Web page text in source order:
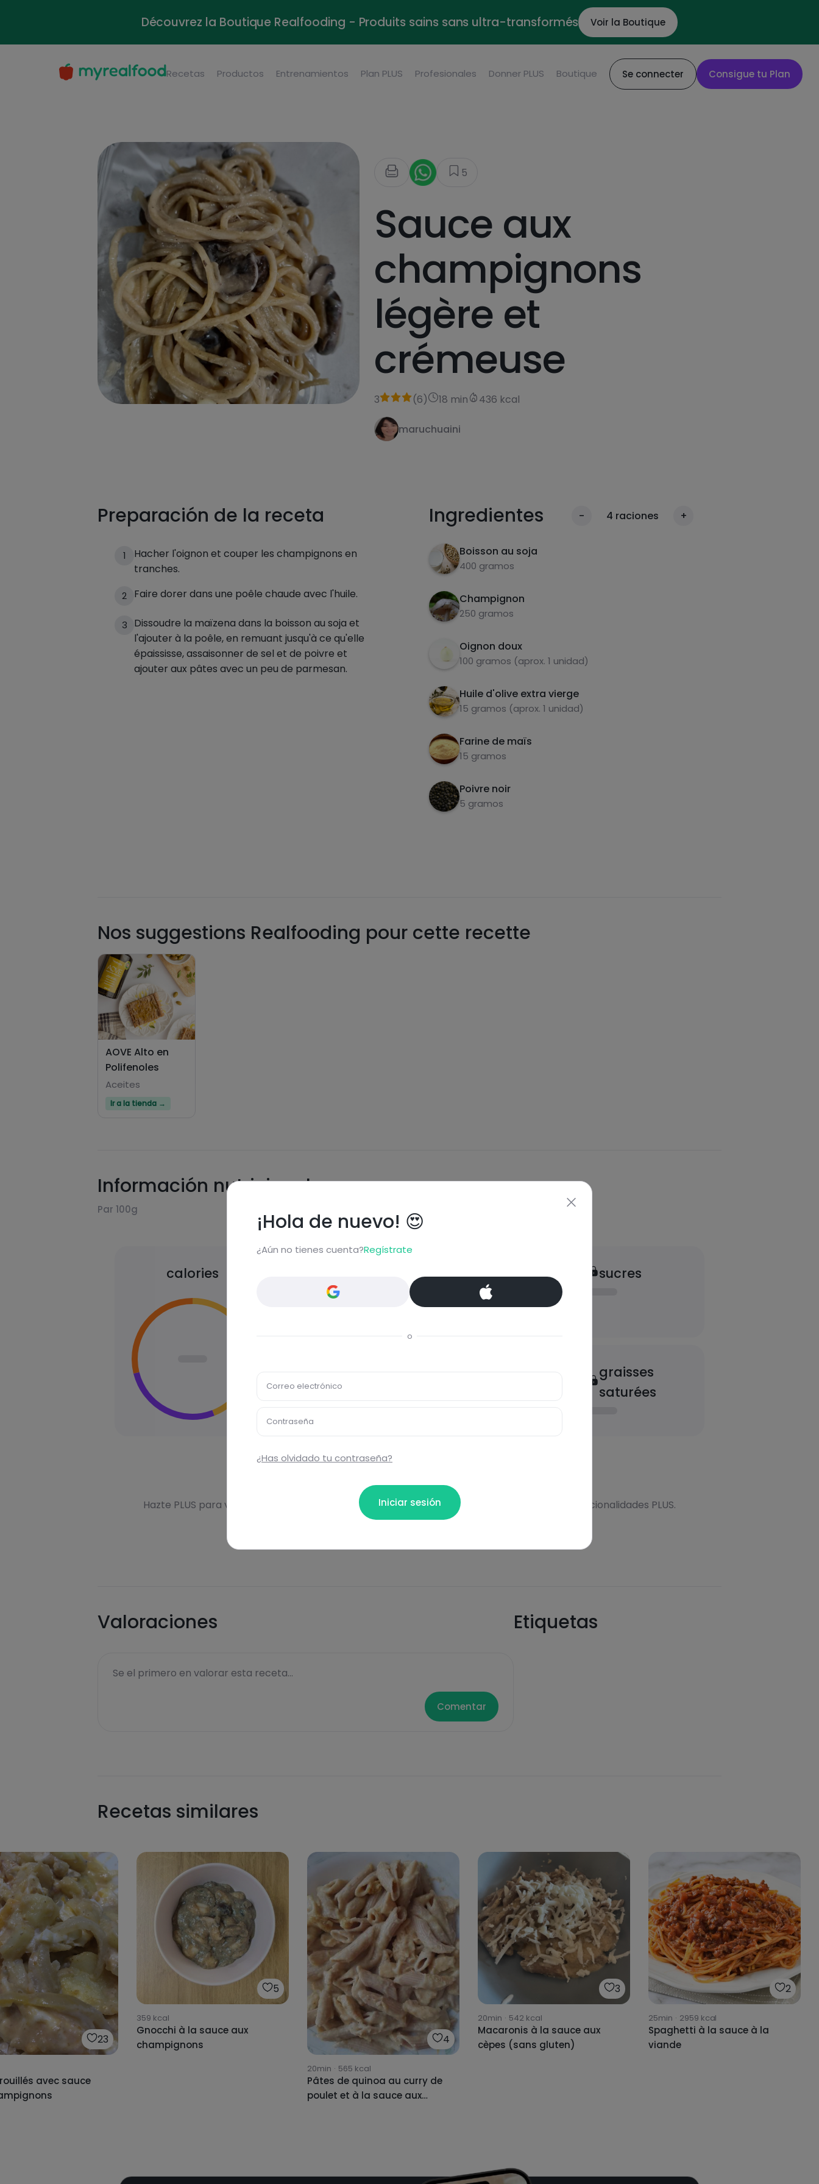
Découvrez la Boutique Realfooding - Produits sains sans ultra-transformés Voir la Boutique
Recetas Productos Entrenamientos Plan PLUS Profesionales Donner PLUS Boutique Se connecter Consigue tu Plan
5
Sauce aux
champignons
légère et
crémeuse
3 (6) 18 min 436 kcal
maruchuaini
Preparación de la receta
1
Hacher l'oignon et couper les champignons en
tranches.
2 Faire dorer dans une poêle chaude avec l'huile.
3
Dissoudre la maïzena dans la boisson au soja et
l'ajouter à la poêle, en remuant jusqu'à ce qu'elle
épaississe, assaisonner de sel et de poivre et
ajouter aux pâtes avec un peu de parmesan.
Ingredientes - 4 raciones +
Boisson au soja
400 gramos
Champignon
250 gramos
Oignon doux
100 gramos (aprox. 1 unidad)
Huile d'olive extra vierge
15 gramos (aprox. 1 unidad)
Farine de maïs
15 gramos
Poivre noir
5 gramos
Nos suggestions Realfooding pour cette recette
AOVE Alto en
Polifenoles
Aceites
Ir a la tienda →
Información nutricional
Par 100g
calories graisses sucres
graisses
saturées
Desbloquear información nutricional
Hazte PLUS para ver la información nutricional de las recetas, y desbloquear muchas más funcionalidades PLUS.
Valoraciones
Se el primero en valorar esta receta...
Comentar
Etiquetas
Recetas similares
23
avec sauce
5
359 kcal
Gnocchi à la sauce aux
champignons
4
20min · 565 kcal
Pâtes de quinoa au curry de
poulet et à la sauce aux
3
20min · 542 kcal
Macaronis à la sauce aux
cèpes (sans gluten)
2
25min · 2959 kcal
Spaghetti à la sauce à la
viande
¡Hola de nuevo! 😍
¿Aún no tienes cuenta?Regístrate
o
Correo electrónico
Contraseña
¿Has olvidado tu contraseña?
Iniciar sesión